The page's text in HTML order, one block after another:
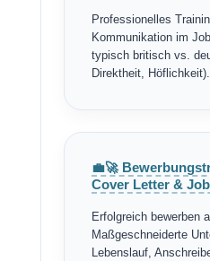
Professionelles
Kommunikation im
typisch britisch vs.
Direktheit, Höflichkeit).
💼🚀
Cover Letter &
Erfolgreich bewerben
Maßgeschneiderte
Lebenslauf,